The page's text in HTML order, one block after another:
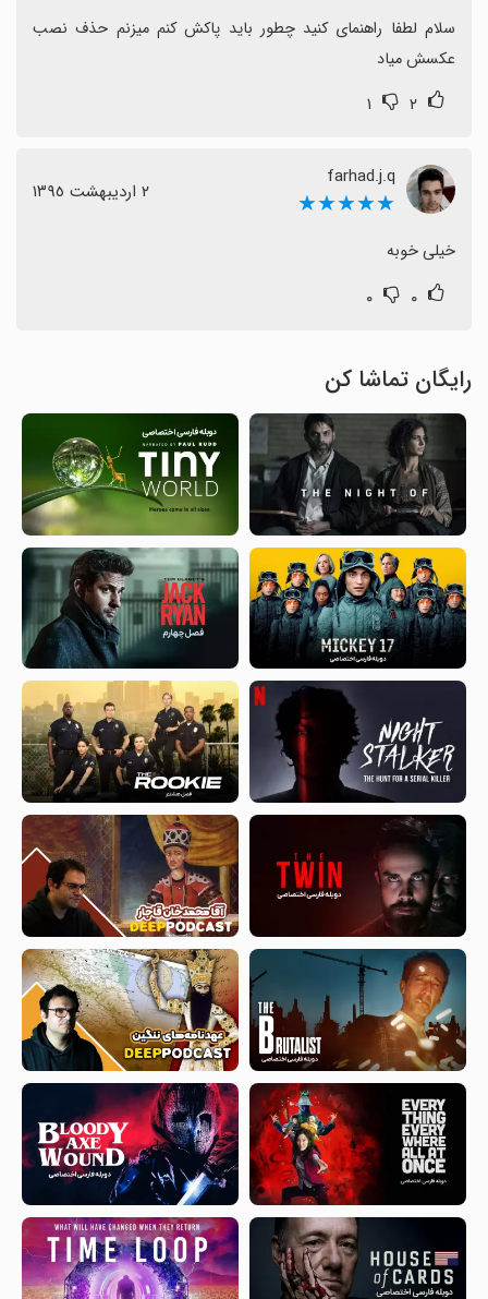
عکسش میاد
۲ ۱
farhad.j.q
★★★★★ ٢ اردیبهشت ١٣٩٥
خیلی خوبه
۰ ۰
رایگان تماشا کن